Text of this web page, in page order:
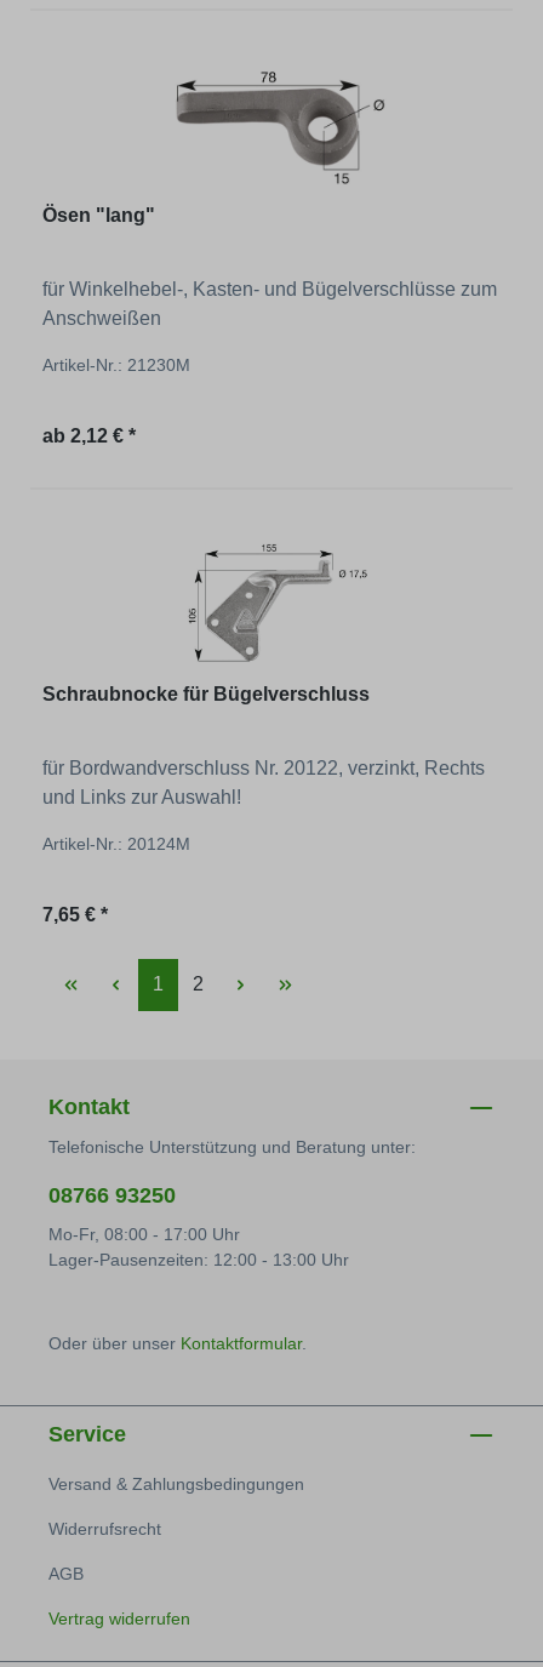
Ösen "lang"
für Winkelhebel-, Kasten- und Bügelverschlüsse zum
Anschweißen
Artikel-Nr.: 21230M
Regulärer Preis:
ab 2,12 € *
Schraubnocke für Bügelverschluss
für Bordwandverschluss Nr. 20122, verzinkt, Rechts
und Links zur Auswahl!
Artikel-Nr.: 20124M
Regulärer Preis:
7,65 € *
Seite
1 Seite
2
Kontakt
Telefonische Unterstützung und Beratung unter:
08766 93250
Mo-Fr, 08:00 - 17:00 Uhr
Lager-Pausenzeiten: 12:00 - 13:00 Uhr
Oder über unser Kontaktformular.
Service
Versand & Zahlungsbedingungen
Widerrufsrecht
AGB
Vertrag widerrufen